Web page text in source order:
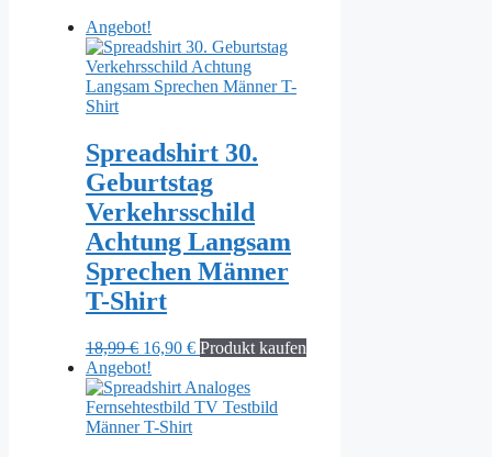
Angebot!
Spreadshirt 30.
Geburtstag
Verkehrsschild
Achtung Langsam
Sprechen Männer
T-Shirt
18,99€ Ursprünglicher
Preis
war:
18,99 €
16,90 €Aktueller
ist:
16,90 €.
Produkt kaufen
Angebot!